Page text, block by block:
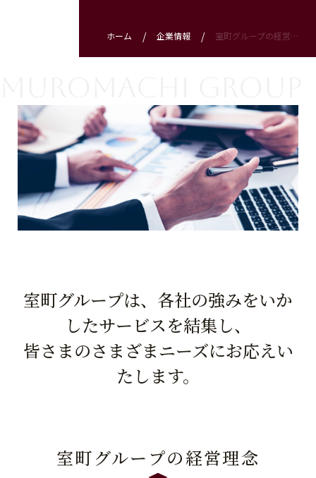
ホーム 企業情報 室町グループの経営理念
室町グループは、各社の強みをいか
したサービスを結集し、
皆さまのさまざまニーズにお応えい
たします。
室町グループの経営理念